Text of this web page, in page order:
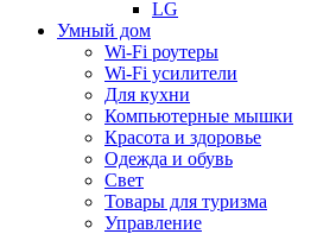
LG
Умный дом
Wi-Fi роутеры
Wi-Fi усилители
Для кухни
Компьютерные мышки
Красота и здоровье
Одежда и обувь
Свет
Товары для туризма
Управление